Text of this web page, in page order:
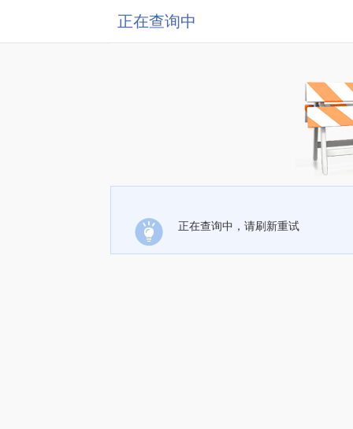
正在查询中
正在查询中，请刷新重试